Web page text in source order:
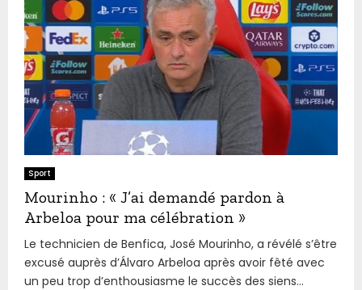
Sport
Mourinho : « J’ai demandé pardon à
Arbeloa pour ma célébration »
Le technicien de Benfica, José Mourinho, a révélé s’être
excusé auprès d’Álvaro Arbeloa après avoir fêté avec
un peu trop d’enthousiasme le succès des siens...